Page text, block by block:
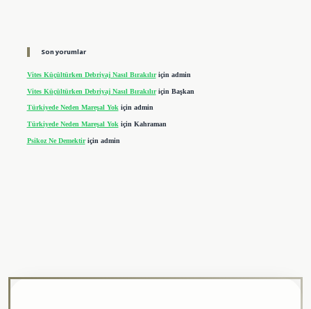
Son yorumlar
Vites Küçültürken Debriyaj Nasıl Bırakılıriçin admin
Vites Küçültürken Debriyaj Nasıl Bırakılıriçin Başkan
Türkiyede Neden Mareşal Yokiçin admin
Türkiyede Neden Mareşal Yok için Kahraman
Psikoz Ne Demektiriçin admin